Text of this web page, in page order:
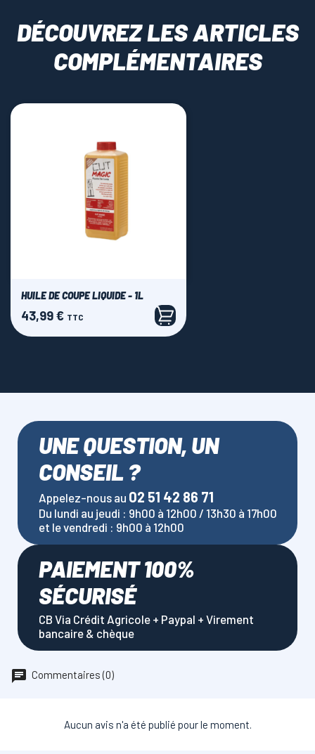
DÉCOUVREZ LES ARTICLES
COMPLÉMENTAIRES
HUILE DE COUPE LIQUIDE - 1L
Prix
43,99 € TTC
UNE QUESTION, UN
CONSEIL ?
Appelez-nous au 02 51 42 86 71
Du lundi au jeudi : 9h00 à 12h00 / 13h30 à 17h00
et le vendredi : 9h00 à 12h00
PAIEMENT 100%
SÉCURISÉ
CB Via Crédit Agricole + Paypal + Virement
bancaire & chèque
Commentaires (0)
Aucun avis n'a été publié pour le moment.